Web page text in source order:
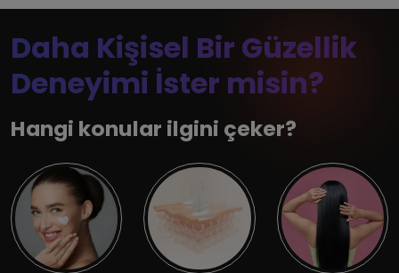
Daha Kişisel Bir Güzellik
Deneyimi İster misin?
Hangi konular ilgini çeker?